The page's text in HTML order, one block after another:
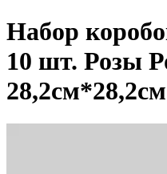
Набор
10 шт. Розы